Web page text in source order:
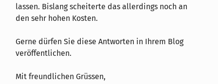
lassen. Bislang scheiterte das allerdings noch an
den sehr hohen Kosten.
Gerne dürfen Sie diese Antworten in Ihrem Blog
veröffentlichen.
Mit freundlichen Grüssen,